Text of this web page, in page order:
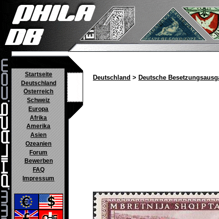
Startseite
Deutschland
Österreich
Schweiz
Europa
Afrika
Amerika
Asien
Ozeanien
Forum
Bewerben
FAQ
Impressum
Deutschland > Deutsche